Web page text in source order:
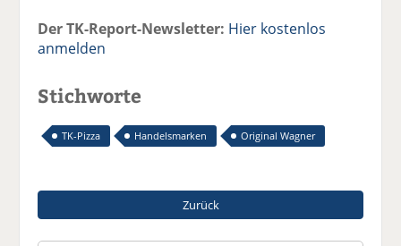
Der TK-Report-Newsletter: Hier kostenlos
anmelden
Stichworte
TK-Pizza Handelsmarken Original Wagner
Zurück